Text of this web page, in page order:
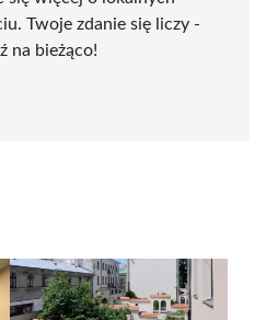
Twoje zdanie się liczy -
na bieżąco!